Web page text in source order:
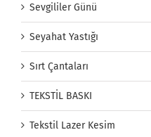
Sevgililer Günü
Seyahat Yastığı
Sırt Çantaları
TEKSTİL BASKI
Tekstil Lazer Kesim